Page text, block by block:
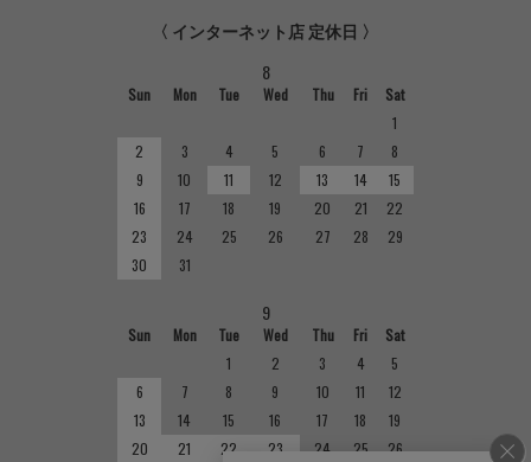
〈 インターネット店 定休日 〉
8
Sun Mon Tue Wed Thu Fri
Sat
1
2
3 4 5 6 7
8
9
10 11 12 13 14
15
16
17 18 19 20 21
22
23
24 25 26 27 28
29
30
31
9
Sun Mon Tue Wed Thu Fri
Sat
1
2 3 4
5
6
7 8 9 10 11
12
13
14 15 16 17 18
19
20
21 22 23 24 25 26